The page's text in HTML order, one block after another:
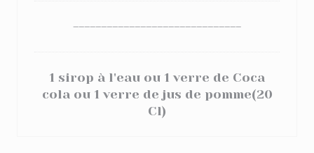
------------------------------
1 sirop à l'eau ou 1 verre de Coca
cola ou 1 verre de jus de pomme(20
Cl)